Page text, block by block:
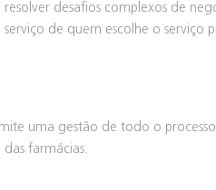
desafios complexos de
de quem escolhe o serviço
uma gestão de todo o
farmácias.